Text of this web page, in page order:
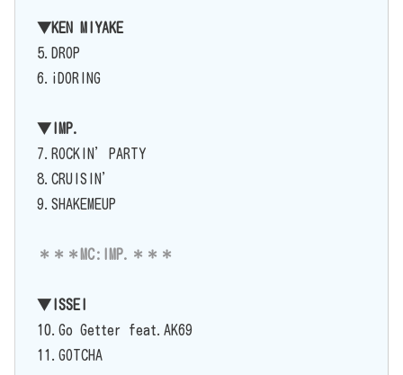
▼KEN MIYAKE
5.DROP
6.iDORING
▼IMP.
7.ROCKIN’PARTY
8.CRUISIN’
9.SHAKEMEUP
＊＊＊MC:IMP.＊＊＊
▼ISSEI
10.Go Getter feat.AK69
11.GOTCHA